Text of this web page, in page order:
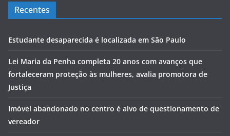
Recentes
Estudante desaparecida é localizada em São Paulo
Lei Maria da Penha completa 20 anos com avanços que
fortaleceram proteção às mulheres, avalia promotora de
Justiça
Imóvel abandonado no centro é alvo de questionamento de
vereador